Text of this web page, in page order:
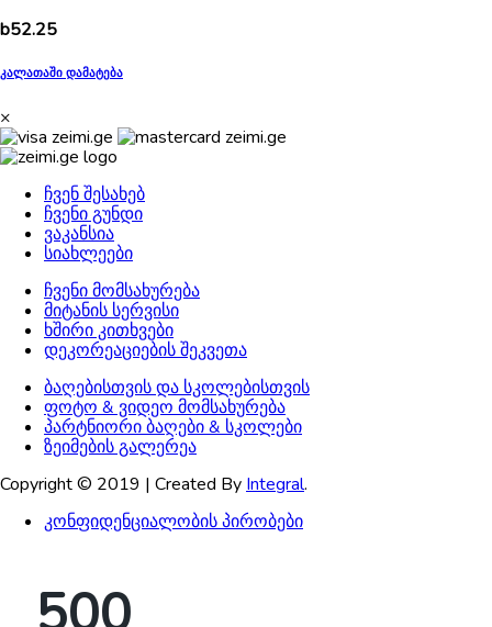
b52.25
კალათაში დამატება
×
ჩვენ შესახებ
ჩვენი გუნდი
ვაკანსია
სიახლეები
ჩვენი მომსახურება
მიტანის სერვისი
ხშირი კითხვები
დეკორეაციების შეკვეთა
ბაღებისთვის და სკოლებისთვის
ფოტო & ვიდეო მომსახურება
პარტნიორი ბაღები & სკოლები
ზეიმების გალერეა
Copyright © 2019 | Created By Integral.
კონფიდენციალობის პირობები